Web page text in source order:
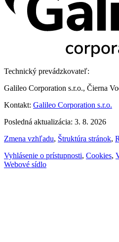
Technický prevádzkovateľ:
Galileo Corporation s.r.o., Čierna
Kontakt: Galileo Corporation s.r.o.
Posledná aktualizácia: 3. 8. 2026
Zmena vzhľadu, Štruktúra stránok,
Vyhlásenie o prístupnosti, Cookies,
Webové sídlo